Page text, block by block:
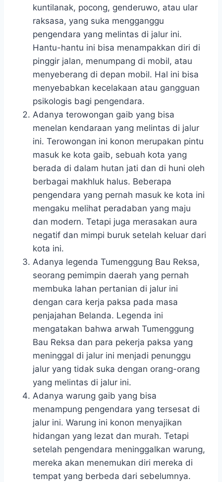
kuntilanak, pocong, genderuwo, atau ular
raksasa, yang suka mengganggu
pengendara yang melintas di jalur ini.
Hantu-hantu ini bisa menampakkan diri di
pinggir jalan, menumpang di mobil, atau
menyeberang di depan mobil. Hal ini bisa
menyebabkan kecelakaan atau gangguan
psikologis bagi pengendara.
Adanya terowongan gaib yang bisa
menelan kendaraan yang melintas di jalur
ini. Terowongan ini konon merupakan pintu
masuk ke kota gaib, sebuah kota yang
berada di dalam hutan jati dan di huni oleh
berbagai makhluk halus. Beberapa
pengendara yang pernah masuk ke kota ini
mengaku melihat peradaban yang maju
dan modern. Tetapi juga merasakan aura
negatif dan mimpi buruk setelah keluar dari
kota ini.
Adanya legenda Tumenggung Bau Reksa,
seorang pemimpin daerah yang pernah
membuka lahan pertanian di jalur ini
dengan cara kerja paksa pada masa
penjajahan Belanda. Legenda ini
mengatakan bahwa arwah Tumenggung
Bau Reksa dan para pekerja paksa yang
meninggal di jalur ini menjadi penunggu
jalur yang tidak suka dengan orang-orang
yang melintas di jalur ini.
Adanya warung gaib yang bisa
menampung pengendara yang tersesat di
jalur ini. Warung ini konon menyajikan
hidangan yang lezat dan murah. Tetapi
setelah pengendara meninggalkan warung,
mereka akan menemukan diri mereka di
tempat yang berbeda dari sebelumnya.